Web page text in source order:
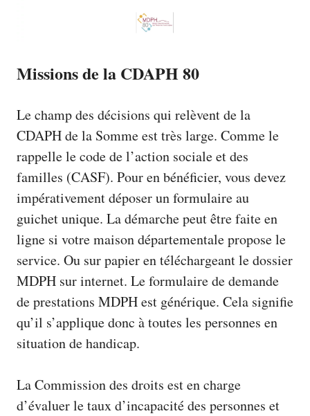
Missions de la CDAPH 80
Le champ des décisions qui relèvent de la
CDAPH de la Somme est très large. Comme le
rappelle le code de l’action sociale et des
familles (CASF). Pour en bénéficier, vous devez
impérativement déposer un formulaire au
guichet unique. La démarche peut être faite en
ligne si votre maison départementale propose le
service. Ou sur papier entéléchargeant le dossier
MDPH sur internet. Le formulaire de demande
de prestations MDPH est générique. Cela signifie
qu’il s’applique donc à toutes les personnes en
situation de handicap.
La Commission des droits est en charge
d’évaluer le taux d’incapacité des personnes et